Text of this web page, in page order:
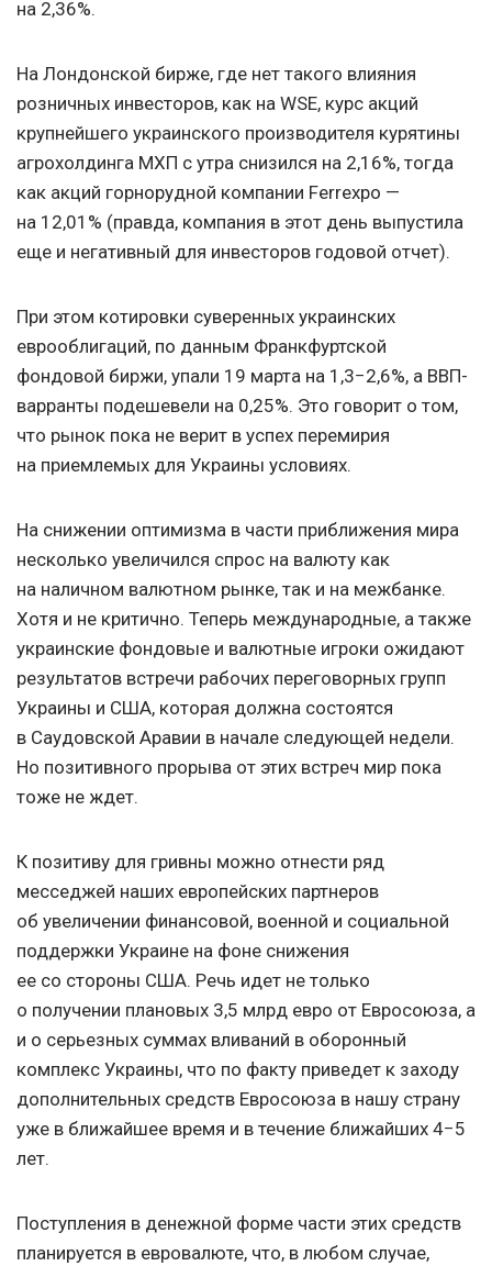
на 2,36%.
На Лондонской бирже, где нет такого влияния
розничных инвесторов, как на WSE, курс акций
крупнейшего украинского производителя курятины
агрохолдинга МХП с утра снизился на 2,16%, тогда
как акций горнорудной компании Ferrexpo —
на 12,01% (правда, компания в этот день выпустила
еще и негативный для инвесторов годовой отчет).
При этом котировки суверенных украинских
еврооблигаций, по данным Франкфуртской
фондовой биржи, упали 19 марта на 1,3−2,6%, а ВВП-
варранты подешевели на 0,25%. Это говорит о том,
что рынок пока не верит в успех перемирия
на приемлемых для Украины условиях.
На снижении оптимизма в части приближения мира
несколько увеличился спрос на валюту как
на наличном валютном рынке, так и на межбанке.
Хотя и не критично. Теперь международные, а также
украинские фондовые и валютные игроки ожидают
результатов встречи рабочих переговорных групп
Украины и США, которая должна состоятся
в Саудовской Аравии в начале следующей недели.
Но позитивного прорыва от этих встреч мир пока
тоже не ждет.
К позитиву для гривны можно отнести ряд
месседжей наших европейских партнеров
об увеличении финансовой, военной и социальной
поддержки Украине на фоне снижения
ее со стороны США. Речь идет не только
о получении плановых 3,5 млрд евро от Евросоюза, а
и о серьезных суммах вливаний в оборонный
комплекс Украины, что по факту приведет к заходу
дополнительных средств Евросоюза в нашу страну
уже в ближайшее время и в течение ближайших 4−5
лет.
Поступления в денежной форме части этих средств
планируется в евровалюте, что, в любом случае,